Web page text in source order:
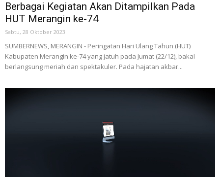
Berbagai Kegiatan Akan Ditampilkan Pada
HUT Merangin ke-74
Sabtu, 28 Oktober 2023
SUMBERNEWS, MERANGIN - Peringatan Hari Ulang Tahun (HUT)
Kabupaten Merangin ke-74 yang jatuh pada Jumat (22/12), bakal
berlangsung meriah dan spektakuler. Pada hajatan akbar...